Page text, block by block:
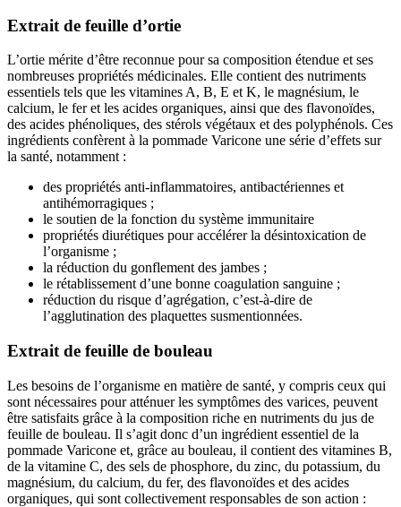
Extrait de feuille d’ortie
L’ortie mérite d’être reconnue pour sa composition étendue et ses
nombreuses propriétés médicinales. Elle contient des nutriments
essentiels tels que les vitamines A, B, E et K, le magnésium, le
calcium, le fer et les acides organiques, ainsi que des flavonoïdes,
des acides phénoliques, des stérols végétaux et des polyphénols. Ces
ingrédients confèrent à la pommade Varicone une série d’effets sur
la santé, notamment :
des propriétés anti-inflammatoires, antibactériennes et
antihémorragiques ;
le soutien de la fonction du système immunitaire
propriétés diurétiques pour accélérer la désintoxication de
l’organisme ;
la réduction du gonflement des jambes ;
le rétablissement d’une bonne coagulation sanguine ;
réduction du risque d’agrégation, c’est-à-dire de
l’agglutination des plaquettes susmentionnées.
Extrait de feuille de bouleau
Les besoins de l’organisme en matière de santé, y compris ceux qui
sont nécessaires pour atténuer les symptômes des varices, peuvent
être satisfaits grâce à la composition riche en nutriments du jus de
feuille de bouleau. Il s’agit donc d’un ingrédient essentiel de la
pommade Varicone et, grâce au bouleau, il contient des vitamines B,
de la vitamine C, des sels de phosphore, du zinc, du potassium, du
magnésium, du calcium, du fer, des flavonoïdes et des acides
organiques, qui sont collectivement responsables de son action :